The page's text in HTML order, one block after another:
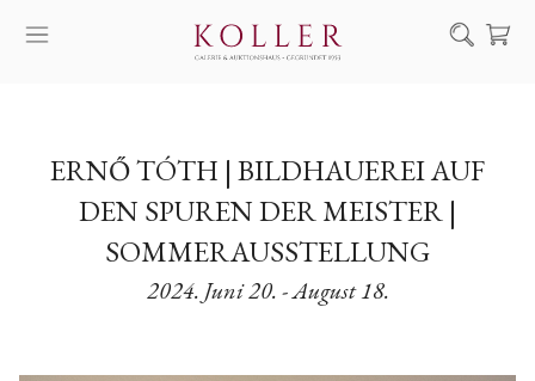
KÜNSTLER
KUNSTWERKE
AUKTION
AUSSTELLUNGEN
Suche
ERNŐ TÓTH | BILDHAUEREI AUF
DEN SPUREN DER MEISTER |
SOMMERAUSSTELLUNG
2024. Juni 20. - August 18.